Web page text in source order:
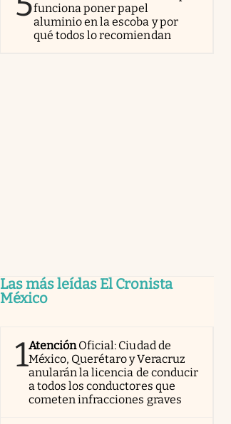
funciona poner papel
aluminio en la escoba y por
qué todos lo recomiendan
Las más leídas El Cronista
México
1AtenciónOficial: Ciudad de
México, Querétaro y Veracruz
anularán la licencia de conducir
a todos los conductores que
cometen infracciones graves